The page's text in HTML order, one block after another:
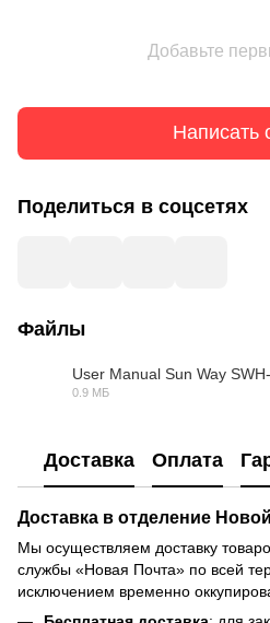
Добавьте
Написать
Поделиться в соцсетях
Файлы
User Manual Sun Way
0.9 МБ
Доставка Оплата
Доставка в отделение
Мы осуществляем доставку
службы «Новая Почта» по всей
исключением временно